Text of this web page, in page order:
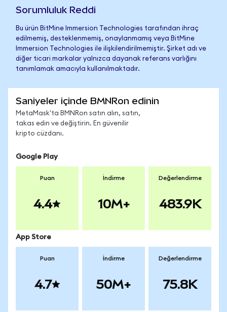
Sorumluluk Reddi
Bu ürün BitMine Immersion Technologies tarafından ihraç
edilmemiş, desteklenmemiş, onaylanmamış veya BitMine
Immersion Technologies ile ilişkilendirilmemiştir. Şirket adı ve
diğer ticari markalar yalnızca dayanak referans varlığını
tanımlamak amacıyla kullanılmaktadır.
Saniyeler içinde BMNRon edinin
MetaMask'ta BMNRon satın alın, satın,
takas edin ve değiştirin. En güvenilir
kripto cüzdanı.
Google Play
Puan
4.4
İndirme
10M+
Değerlendirme
483.9K
App Store
Puan
4.7
İndirme
50M+
Değerlendirme
75.8K